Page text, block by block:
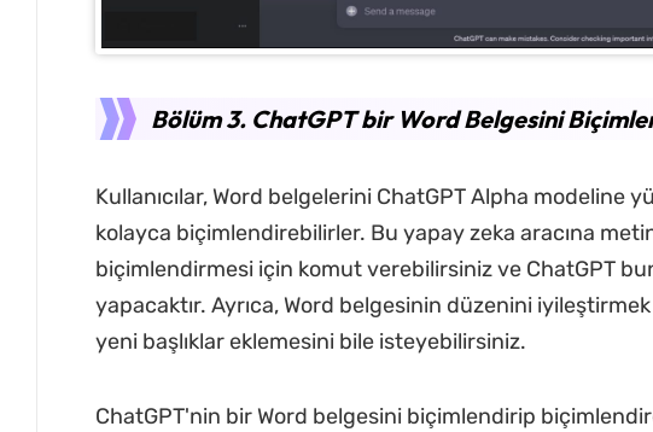
Bölüm 3. ChatGPT bir Word Belgesini
Kullanıcılar, Word belgelerini ChatGPT Alpha modeline
kolayca biçimlendirebilirler. Bu yapay zeka aracına
biçimlendirmesi için komut verebilirsiniz ve ChatGPT
yapacaktır. Ayrıca, Word belgesinin düzenini
yeni başlıklar eklemesini bile isteyebilirsiniz.
ChatGPT'nin bir Word belgesini biçimlendirip